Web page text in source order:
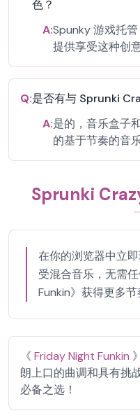
色？
A:Spunky 游戏托
提供享受这种创
Q:是否有与 Sprunki
A:是的，音乐盒子
的基于节奏的音
Sprunki
在你的浏览器中立
受混合音乐，无需
Funkin》获得更多节
《 Friday Night Funkin
朗上口的曲调和具有挑
必备之选！